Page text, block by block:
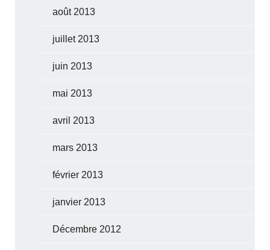
août 2013
juillet 2013
juin 2013
mai 2013
avril 2013
mars 2013
février 2013
janvier 2013
Décembre 2012